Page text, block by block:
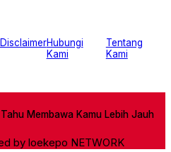
DisclaimerHubungi
Kami
Tentang
Kami
Membawa Kamu Lebih Jauh
by loekepo NETWORK